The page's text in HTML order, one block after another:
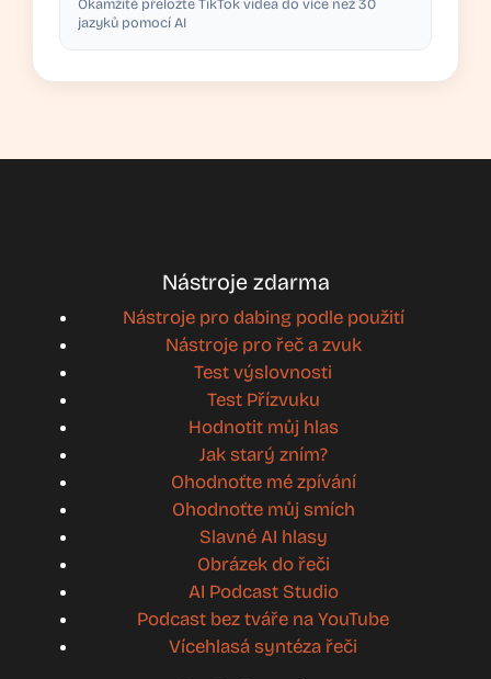
Okamžitě přeložte TikTok videa do více než 30
jazyků pomocí AI
Nástroje zdarma
Nástroje pro dabing podle použití
Nástroje pro řeč a zvuk
Test výslovnosti
Test Přízvuku
Hodnotit můj hlas
Jak starý zním?
Ohodnoťte mé zpívání
Ohodnoťte můj smích
Slavné AI hlasy
Obrázek do řeči
AI Podcast Studio
Podcast bez tváře na YouTube
Vícehlasá syntéza řeči